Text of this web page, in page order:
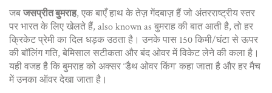
जबजसप्रीत बुमराह, एक बाएँ हाथ के तेज़ गेंदबाज़ हैं जो अंतरराष्ट्रीय स्तर
पर भारत के लिए खेलते हैं, also known as बुमराहकी बात आती है, तो हर
क्रिकेट प्रेमी का दिल धड़क उठता है। उनके पास 150 किमी/घंटा से ऊपर
की बॉलिंग गति, बेमिसाल सटीकता और बंद ओवर में विकेट लेने की कला है।
यही वजह है कि बुमराह को अक्सर ‘डैथ ओवर किंग’ कहा जाता है और हर मैच
में उनका ऑवर देखा जाता है।